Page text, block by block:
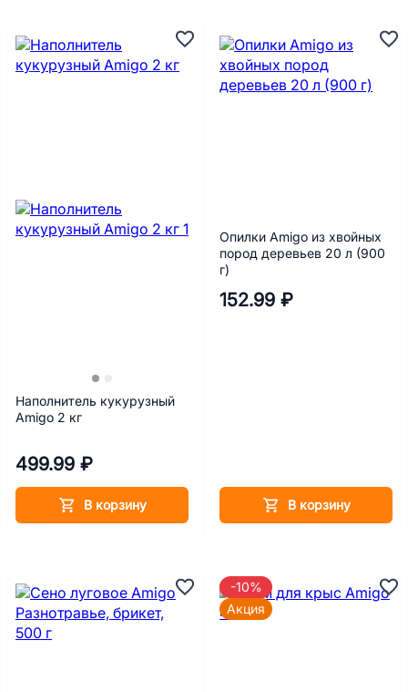
Наполнитель кукурузный
Amigo 2 кг
499.99 ₽
В корзину
Опилки Amigo из хвойных
пород деревьев 20 л (900
г)
152.99 ₽
В корзину
-10%
Акция